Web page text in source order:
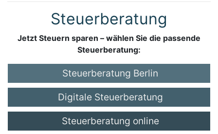
Steuerberatung
Jetzt Steuern sparen – wählen Sie die passende
Steuerberatung:
Steuerberatung Berlin
Digitale Steuerberatung
Steuerberatung online